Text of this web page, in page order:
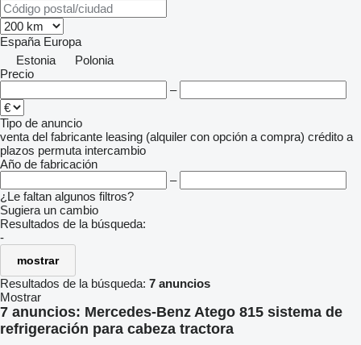
España Europa
Estonia
Polonia
Precio
–
Tipo de anuncio
venta del fabricante leasing (alquiler con opción a compra) crédito a
plazos permuta intercambio
Año de fabricación
–
¿Le faltan algunos filtros?
Sugiera un cambio
Resultados de la búsqueda:
-
mostrar
Resultados de la búsqueda: 7 anuncios
Mostrar
7 anuncios: Mercedes-Benz Atego 815 sistema de
refrigeración para cabeza tractora